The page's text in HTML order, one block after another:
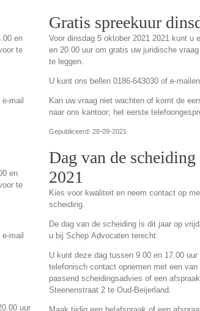
en
te
mail
en
te
mail
uur
Gratis spreekuur
Voor dinsdag 5 oktober 2021 2021 kunt u
en 20.00 uur om gratis uw juridische
te leggen.
U kunt ons bellen 0186-643030 of e-
Kan uw vraag niet wachten of komt de
naar ons kantoor; het eerste
Gepubliceerd: 28-09-2021
Dag van de
2021
Kies voor kwaliteit en neem contact op
scheiding.
De dag van de scheiding is dit jaar op
u bij Schep Advocaten terecht.
U kunt deze dag tussen 9.00 en 17.00
telefonisch contact opnemen met een
passend scheidingsadvies of een
Steenenstraat 2 te Oud-Beijerland.